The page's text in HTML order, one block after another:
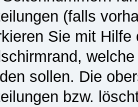
(falls
Sie mit
sollen. Die
bzw.